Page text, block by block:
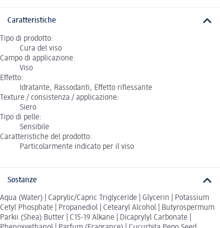
Caratteristiche
Tipo di prodotto:
Cura del viso
Campo di applicazione:
Viso
Effetto:
Idratante, Rassodanti, Effetto riflessante
Texture / consistenza / applicazione:
Siero
Tipo di pelle:
Sensibile
Caratteristiche del prodotto:
Particolarmente indicato per il viso
Sostanze
Aqua (Water) | Caprylic/Capric Triglyceride | Glycerin | Potassium
Cetyl Phosphate | Propanediol | Cetearyl Alcohol | Butyrospermum
Parkii (Shea) Butter | C15-19 Alkane | Dicaprylyl Carbonate |